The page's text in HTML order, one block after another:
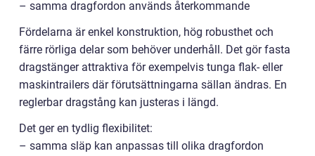
– samma dragfordon används återkommande
Fördelarna är enkel konstruktion, hög robusthet och
färre rörliga delar som behöver underhåll. Det gör fasta
dragstänger attraktiva för exempelvis tunga flak- eller
maskintrailers där förutsättningarna sällan ändras. En
reglerbar dragstång kan justeras i längd.
Det ger en tydlig flexibilitet:
– samma släp kan anpassas till olika dragfordon